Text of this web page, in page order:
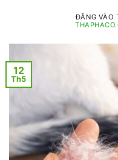
ĐĂNG VÀO
12
Th5